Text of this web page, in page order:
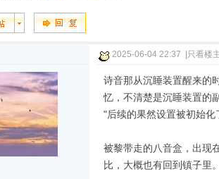
2025-06-04 22:37 只看楼
诗音那从沉睡装置醒来的
忆，不清楚是沉睡装置的
"后续的果然设置被初始化
被黎带走的八音盒，出现
比，大概也有回到镇子里。